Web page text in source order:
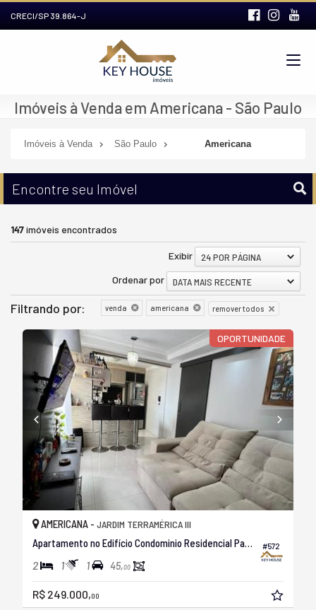
CRECI/SP 39.864-J
Imóveis à Venda em Americana - São Paulo
Imóveis à Venda São Paulo Americana
Encontre seu Imóvel
147imóveis encontrados
Exibir
24 POR PÁGINA
Ordenar por
DATA MAIS RECENTE
Filtrando por: venda americana remover todos
OPORTUNIDADE
#572
AMERICANA - JARDIM TERRAMÉRICA III
Apartamento no Edifício Condominio Residencial Parque Alliance
2 1 1 45,00
R$ 249.000,00